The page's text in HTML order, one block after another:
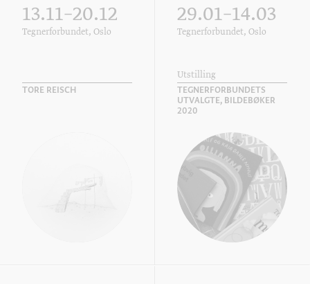
13.11–20.12
Tegnerforbundet, Oslo
TORE REISCH
29.01–14.03
Tegnerforbundet, Oslo
Utstilling
TEGNERFORBUNDETS
UTVALGTE, BILDEBØKER
2020